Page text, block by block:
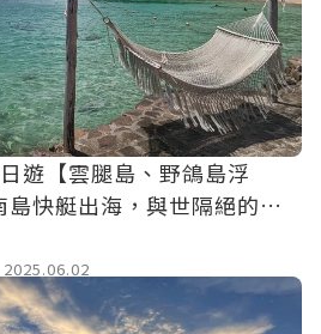
遊【雲腿島、野鴿島浮
快艇出海，與世隔絕的絕
拍網美照的好地方。
2025.06.02